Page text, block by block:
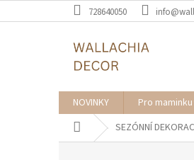
na
728640050
NOVINKY Pro
Domů SEZÓNNÍ